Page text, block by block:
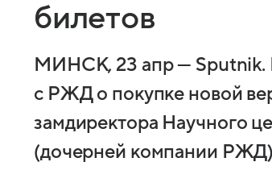
билетов
МИНСК, 23 апр — Sputnik.
с РЖД о покупке новой
замдиректора Научного
(дочерней компании